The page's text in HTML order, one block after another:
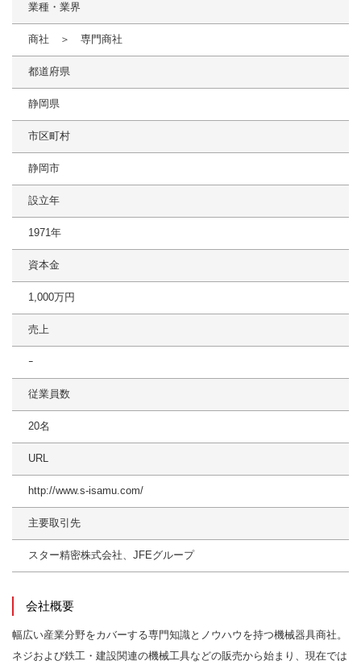
業種・業界
商社 ＞ 専門商社
都道府県
静岡県
市区町村
静岡市
設立年
1971年
資本金
1,000万円
売上
ｰ
従業員数
20名
URL
http://www.s-isamu.com/
主要取引先
スター精密株式会社、JFEグループ
会社概要
幅広い産業分野をカバーする専門知識とノウハウを持つ機械器具商社。
ネジおよび鉄工・建設関連の機械工具などの販売から始まり、現在では